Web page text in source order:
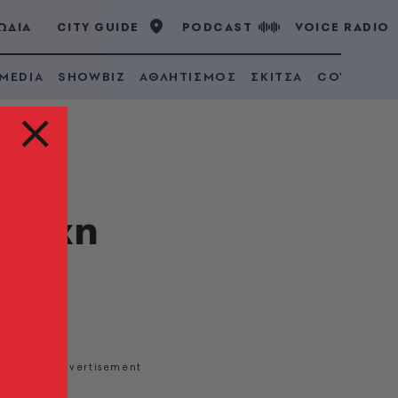
CITY GUIDE PODCAST VOICE RADIO
SHOWBIZ ΑΘΛΗΤΙΣΜΟΣ ΣΚΙΤΣΑ COVID 19